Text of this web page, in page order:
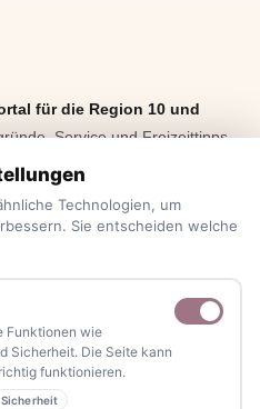
für die Region 10 und
Service und Freizeittipps
Landkreisen.
von Alltagstipps bis
immer aus Ihrer Nähe.
werden sollte?
mit unseren Leserinnen und
Zeit.
Technologien, um
Sie entscheiden welche
Funktionen wie
Sicherheit. Die Seite kann
funktionieren.
Sicherheit